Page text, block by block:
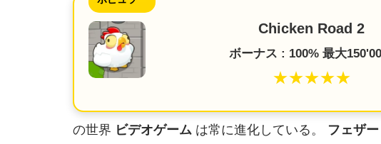
Chicken Road 2
ボーナス : 100% 最大
★★★★★
の世界 ビデオゲーム は常に進化している。 フェザ